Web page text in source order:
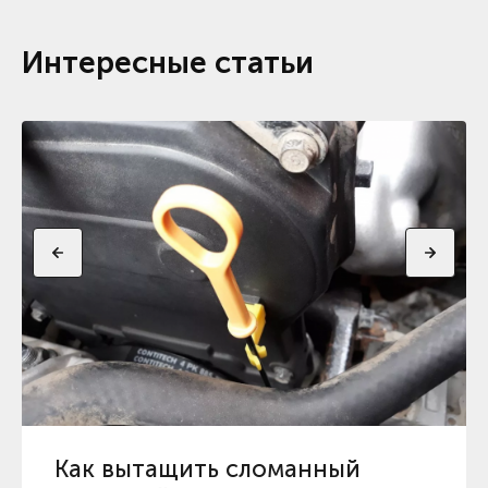
Интересные статьи
Как вытащить сломанный